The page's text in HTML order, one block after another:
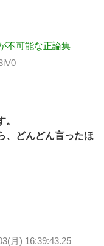
不可能な正論集
、どんどん言ったほ
月) 16:39:43.25